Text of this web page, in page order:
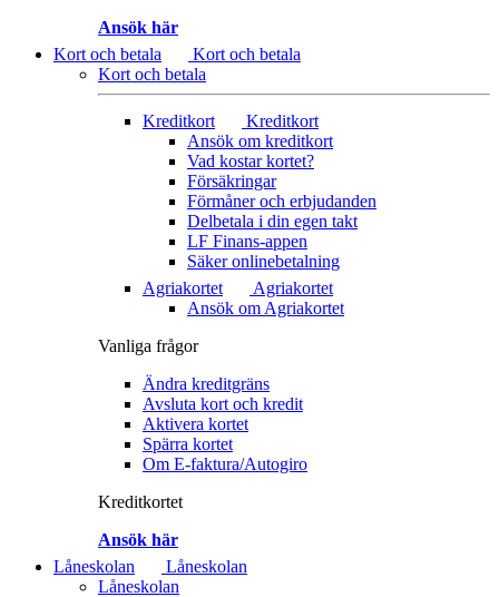
Ansök här
Kort och betala
Kort och betala
Kort och betala
Kreditkort
Kreditkort
Ansök om kreditkort
Vad kostar kortet?
Försäkringar
Förmåner och erbjudanden
Delbetala i din egen takt
LF Finans-appen
Säker onlinebetalning
Agriakortet
Agriakortet
Ansök om Agriakortet
Vanliga frågor
Ändra kreditgräns
Avsluta kort och kredit
Aktivera kortet
Spärra kortet
Om E-faktura/Autogiro
Kreditkortet
Ansök här
Låneskolan
Låneskolan
Låneskolan